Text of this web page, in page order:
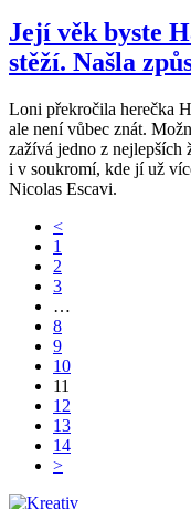
Její věk byste
stěží. Našla
Loni překročila herečka
ale není vůbec znát.
zažívá jedno z
i v soukromí, kde jí už
Nicolas Escavi.
<
1
2
3
…
8
9
10
11
12
13
14
>